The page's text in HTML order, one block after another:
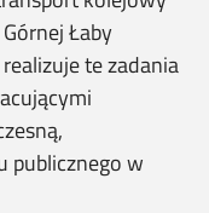
Łaby
te zadania
publicznego w